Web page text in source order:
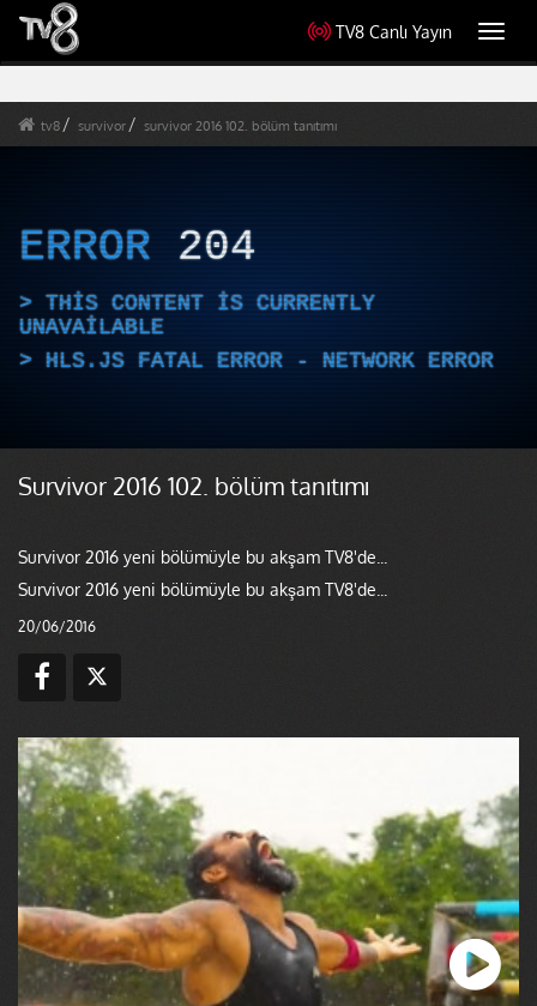
TV8 Canlı Yayın
tv8 survivor survivor 2016 102. bölüm tanıtımı
ERROR 204
THIS CONTENT IS CURRENTLY
UNAVAILABLE
HLS.JS FATAL ERROR - NETWORK ERROR
Survivor 2016 102. bölüm tanıtımı
Survivor 2016 yeni bölümüyle bu akşam TV8'de...
Survivor 2016 yeni bölümüyle bu akşam TV8'de...
20/06/2016